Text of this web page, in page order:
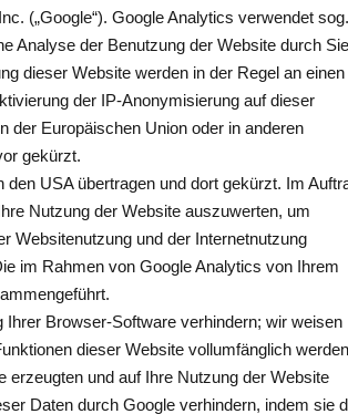
(„Google“). Google Analytics verwendet sog.
Analyse der Benutzung der Website durch Sie
dieser Website werden in der Regel an einen
der IP-Anonymisierung auf dieser
der Europäischen Union oder in anderen
gekürzt.
USA übertragen und dort gekürzt. Im
Nutzung der Website auszuwerten, um
Websitenutzung und der Internetnutzung
im Rahmen von Google Analytics von Ihrem
Browser-Software verhindern; wir weisen
dieser Website vollumfänglich werden
erzeugten und auf Ihre Nutzung der Website
Daten durch Google verhindern, indem sie